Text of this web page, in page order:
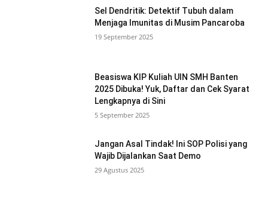
Sel Dendritik: Detektif Tubuh dalam
Menjaga Imunitas di Musim Pancaroba
19 September 2025
Beasiswa KIP Kuliah UIN SMH Banten
2025 Dibuka! Yuk, Daftar dan Cek Syarat
Lengkapnya di Sini
5 September 2025
Jangan Asal Tindak! Ini SOP Polisi yang
Wajib Dijalankan Saat Demo
29 Agustus 2025